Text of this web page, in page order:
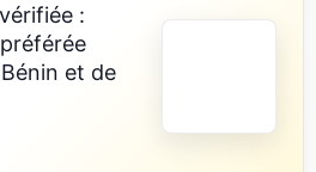
:
et de